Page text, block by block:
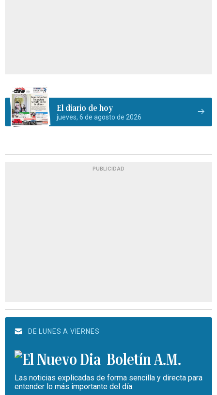
El diario de hoy
jueves, 6 de agosto de 2026
PUBLICIDAD
DE LUNES A VIERNES
Boletín A.M.
Las noticias explicadas de forma sencilla y directa para
entender lo más importante del día.